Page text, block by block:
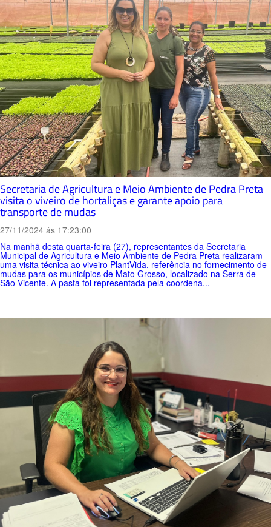
Secretaria de Agricultura e Meio Ambiente de Pedra Preta
visita o viveiro de hortaliças e garante apoio para
transporte de mudas
27/11/2024 ás 17:23:00
Na manhã desta quarta-feira (27), representantes da Secretaria
Municipal de Agricultura e Meio Ambiente de Pedra Preta realizaram
uma visita técnica ao viveiro PlantVida, referência no fornecimento de
mudas para os municípios de Mato Grosso, localizado na Serra de
São Vicente. A pasta foi representada pela coordena...